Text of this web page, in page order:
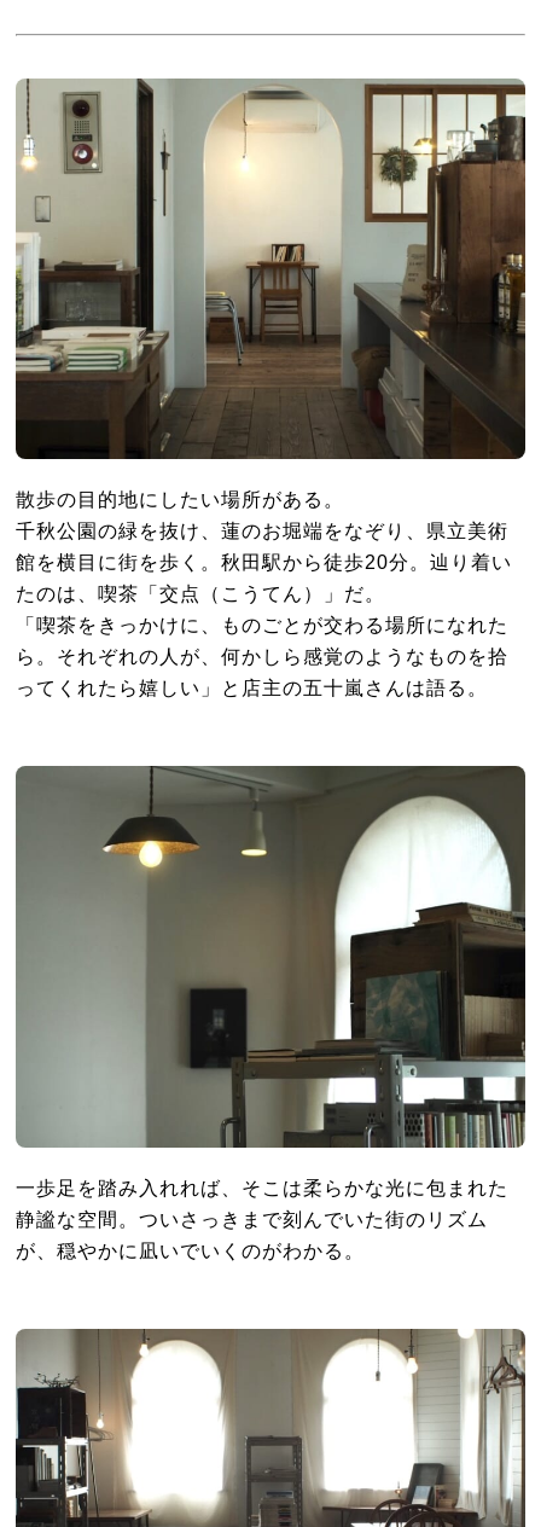
散歩の目的地にしたい場所がある。
千秋公園の緑を抜け、蓮のお堀端をなぞり、県立美術
館を横目に街を歩く。秋田駅から徒歩20分。辿り着い
たのは、喫茶「交点（こうてん）」だ。
「喫茶をきっかけに、ものごとが交わる場所になれた
ら。それぞれの人が、何かしら感覚のようなものを拾
ってくれたら嬉しい」と店主の五十嵐さんは語る。
一歩足を踏み入れれば、そこは柔らかな光に包まれた
静謐な空間。ついさっきまで刻んでいた街のリズム
が、穏やかに凪いでいくのがわかる。